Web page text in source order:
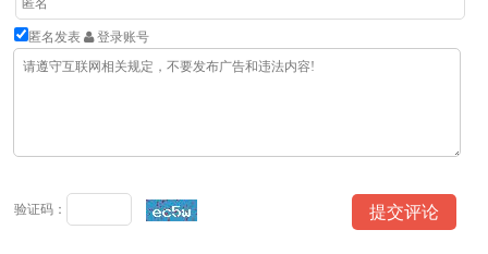
匿名发表 登录账号
验证码：